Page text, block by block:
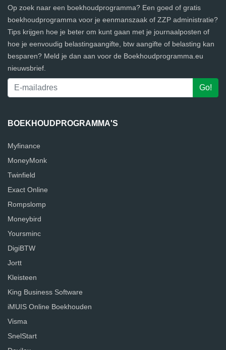
Op zoek naar een boekhoudprogramma? Een goed of gratis
boekhoudprogramma voor je eenmanszaak of ZZP administratie?
Tips krijgen hoe je beter om kunt gaan met je journaalposten of
hoe je eenvoudig belastingaangifte, btw aangifte of belasting kan
besparen? Meld je dan aan voor de Boekhoudprogramma.eu
nieuwsbrief.
BOEKHOUDPROGRAMMA'S
Myfinance
MoneyMonk
Twinfield
Exact Online
Rompslomp
Moneybird
Yoursminc
DigiBTW
Jortt
Kleisteen
King Business Software
iMUIS Online Boekhouden
Visma
SnelStart